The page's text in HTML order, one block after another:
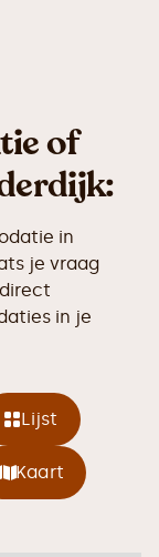
of
in
je vraag
in je
Lijst
Kaart